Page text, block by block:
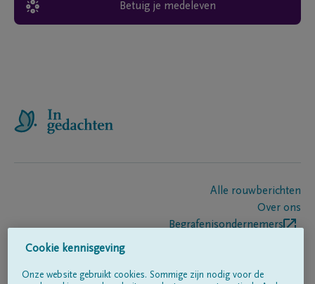
Betuig je medeleven
Alle rouwberichten
Over ons
Begrafenisondernemers
Cookie kennisgeving
Onze website gebruikt cookies. Sommige zijn nodig voor de